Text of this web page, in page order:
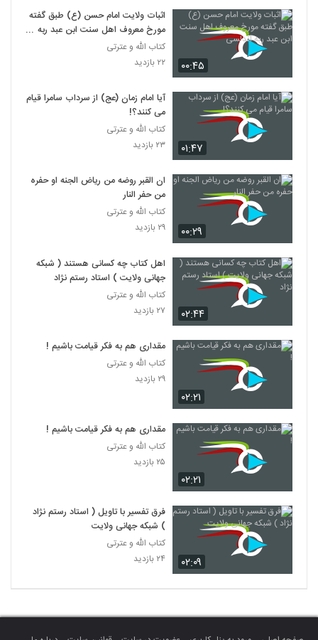
۰۰:۴۵
اثبات ولایت امام حسن (ع) طبق گفته
مورخ معروف اهل سنت ابن عبد ربه
اندلسی
کتاب الله و عترتی
۲۲ بازدید
۰۱:۴۷
آیا امام زمان (عج) از سرداب سامرا قیام
می کنند؟!
کتاب الله و عترتی
۲۳ بازدید
۰۰:۲۹
ان القبر روضه من ریاض الجنه او حفره
من حفر النار
کتاب الله و عترتی
۲۹ بازدید
۰۲:۴۴
اهل کتاب چه کسانی هستند ( شبکه
جهانی ولایت ) استاد رستم نژاد
کتاب الله و عترتی
۲۷ بازدید
۰۲:۲۱
مقداری هم به فکر قیامت باشیم !
کتاب الله و عترتی
۲۹ بازدید
۰۲:۲۱
مقداری هم به فکر قیامت باشیم !
کتاب الله و عترتی
۲۵ بازدید
۰۲:۰۹
فرق تفسیر با تاویل ( استاد رستم نژاد
) شبکه جهانی ولایت
کتاب الله و عترتی
۲۴ بازدید